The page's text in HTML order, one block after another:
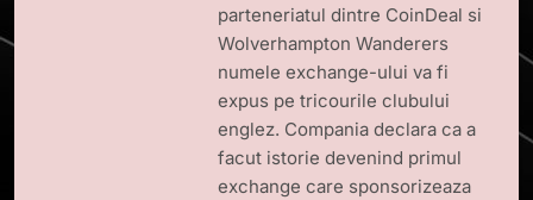
parteneriatul dintre CoinDeal si
Wolverhampton Wanderers
numele exchange-ului va fi
expus pe tricourile clubului
englez. Compania declara ca a
facut istorie devenind primul
exchange care sponsorizeaza